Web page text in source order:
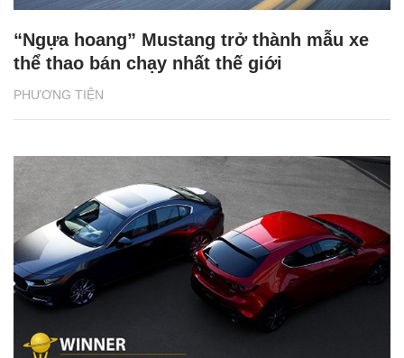
PHƯƠNG TIỆN
“Ngựa hoang” Mustang trở thành mẫu xe
thể thao bán chạy nhất thế giới